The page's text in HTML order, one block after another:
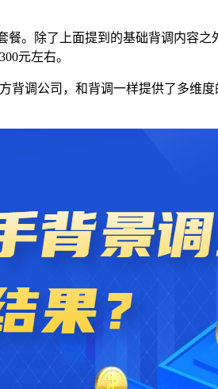
餐。除了上面提到的基础背调内容
元左右。
背调公司，和背调一样提供了多维